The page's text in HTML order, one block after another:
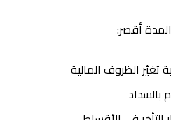
أقصر:
تغيّر الظروف المالية
بالسداد